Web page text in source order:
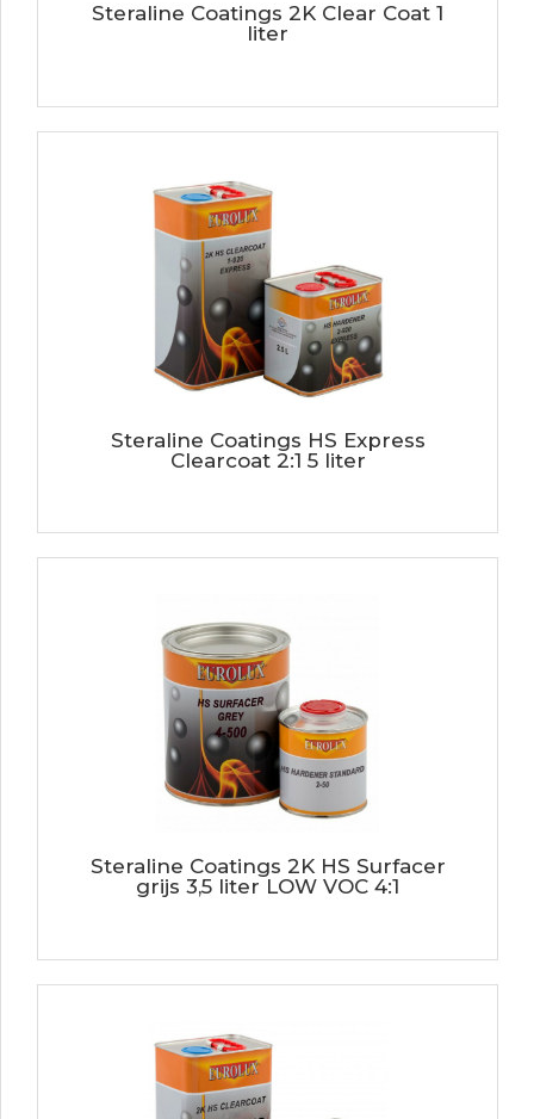
Steraline Coatings 2K Clear Coat 1
liter
Steraline Coatings HS Express
Clearcoat 2:1 5 liter
Steraline Coatings 2K HS Surfacer
grijs 3,5 liter LOW VOC 4:1